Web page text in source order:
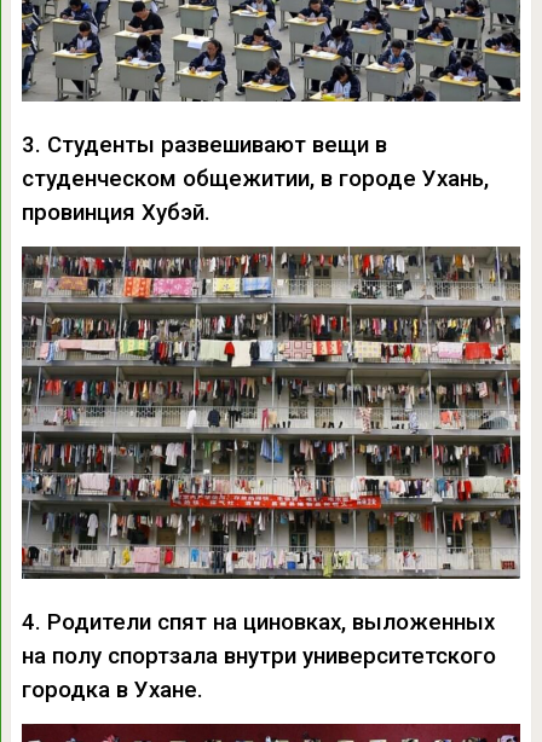
3. Студенты развешивают вещи в
студенческом общежитии, в городе Ухань,
провинция Хубэй.
4. Родители спят на циновках, выложенных
на полу спортзала внутри университетского
городка в Ухане.